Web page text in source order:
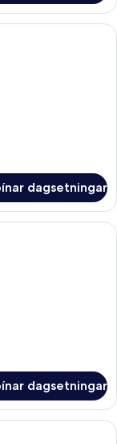
öryggishólf í
dagsetningar
|
dagsetningar
öryggishólf í